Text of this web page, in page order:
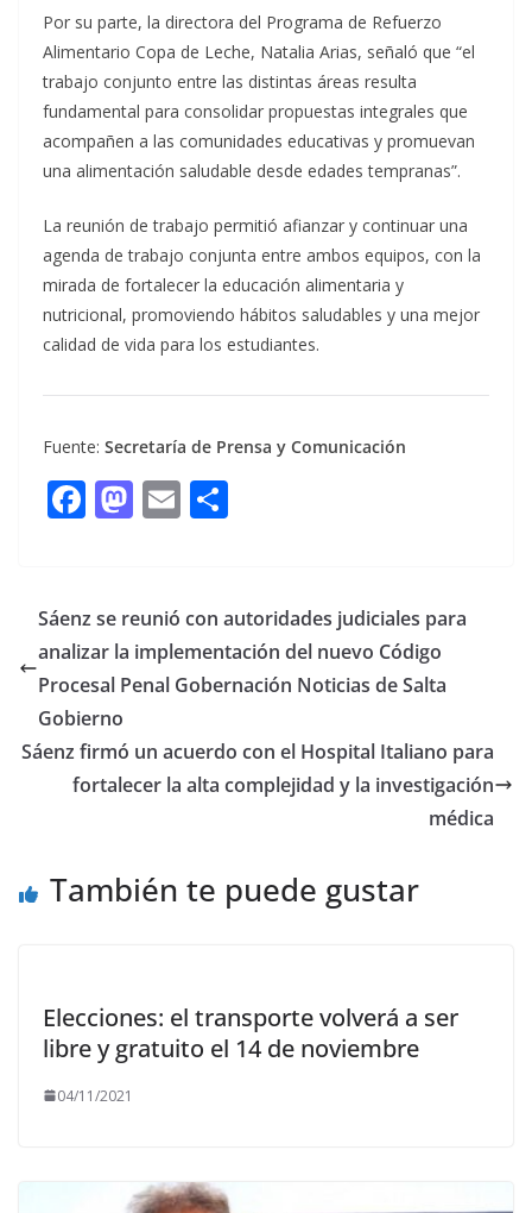
Por su parte, la directora del Programa de Refuerzo
Alimentario Copa de Leche, Natalia Arias, señaló que “el
trabajo conjunto entre las distintas áreas resulta
fundamental para consolidar propuestas integrales que
acompañen a las comunidades educativas y promuevan
una alimentación saludable desde edades tempranas”.
La reunión de trabajo permitió afianzar y continuar una
agenda de trabajo conjunta entre ambos equipos, con la
mirada de fortalecer la educación alimentaria y
nutricional, promoviendo hábitos saludables y una mejor
calidad de vida para los estudiantes.
Fuente: Secretaría de Prensa y Comunicación
F
b
o
o
k
M
d
o
n
E
l p
ar
ti
Sáenz se reunió con autoridades judiciales para
analizar la implementación del nuevo Código
Procesal Penal Gobernación Noticias de Salta
Gobierno
Sáenz firmó un acuerdo con el Hospital Italiano para
fortalecer la alta complejidad y la investigación
médica
También te puede gustar
Elecciones: el transporte volverá a ser
libre y gratuito el 14 de noviembre
04/11/2021